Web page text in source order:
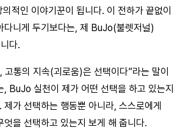
적인 이야기꾼이 됩니다. 이 전하가 끝없이
다니게 두기보다는, 제 BuJo(불렛저널)
다.
고통의 지속(괴로움)은 선택이다”라는 말이
, BuJo 실천이 제가 어떤 선택을 하고 있는지
제가 선택하는 행동뿐 아니라, 스스로에게
엇을 선택하고 있는지 보게 해 줍니다.